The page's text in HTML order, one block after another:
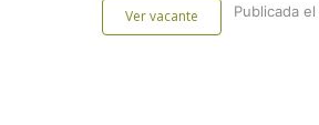
Ver vacante Publicada